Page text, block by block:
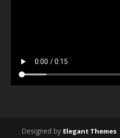
Designed by Elegant Themes